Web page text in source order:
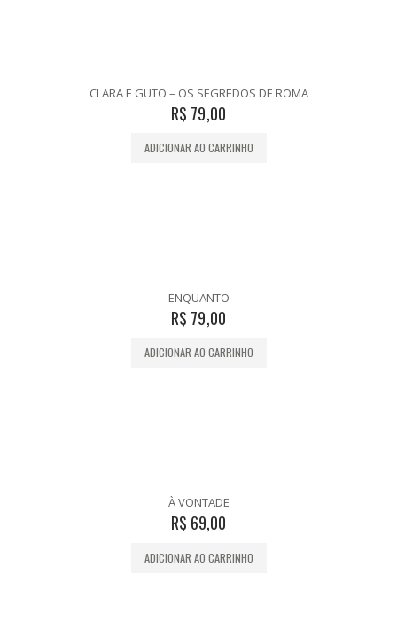
CLARA E GUTO – OS SEGREDOS DE ROMA
R$ 79,00
ADICIONAR AO CARRINHO
ENQUANTO
R$ 79,00
ADICIONAR AO CARRINHO
À VONTADE
R$ 69,00
ADICIONAR AO CARRINHO